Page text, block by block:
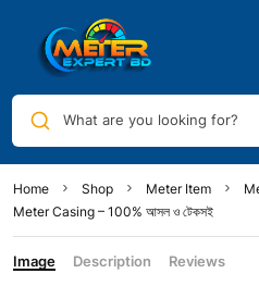
What are you looking for?
Home Shop Meter Item
Meter Casing – 100% আসল ও টেকসই
Image Description Reviews